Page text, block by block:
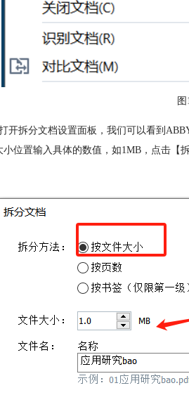
开拆分文档设置面板，我们可以看到
小位置输入具体的数值，如1MB，点击【